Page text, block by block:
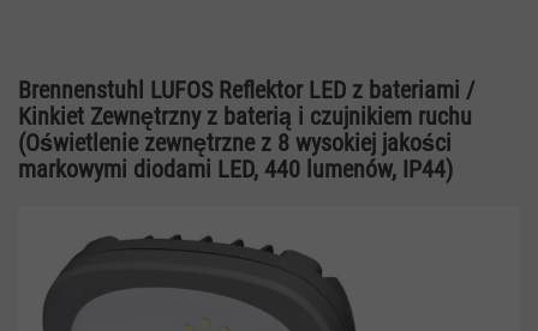
Brennenstuhl LUFOS Reflektor LED z bateriami /
Kinkiet Zewnętrzny z baterią i czujnikiem ruchu
(Oświetlenie zewnętrzne z 8 wysokiej jakości
markowymi diodami LED, 440 lumenów, IP44)